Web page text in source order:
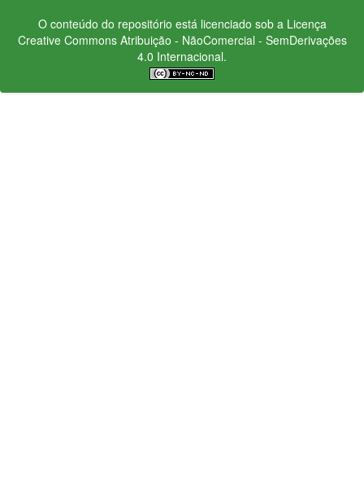
O conteúdo do repositório está licenciado sob a Licença
Creative CommonsAtribuição - NãoComercial - SemDerivações
4.0 Internacional.